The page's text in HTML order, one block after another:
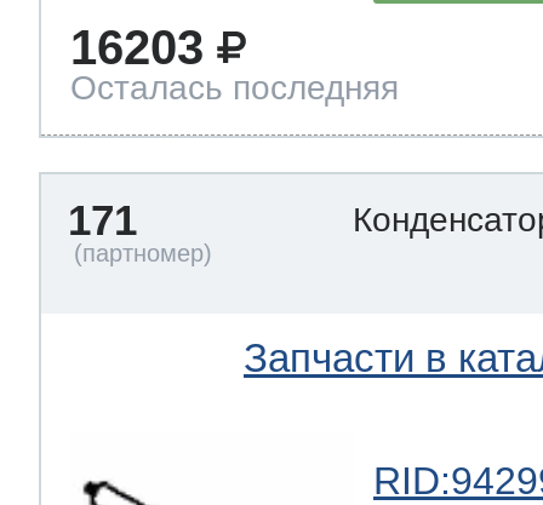
16203
Осталась последняя
171
Запчасти в